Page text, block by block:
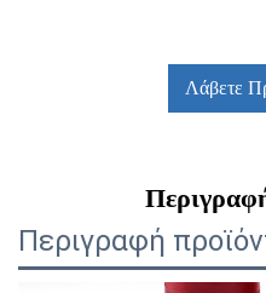
Λάβετε
Περιγραφή